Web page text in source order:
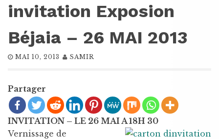
invitation Exposion
Béjaia – 26 MAI 2013
MAI 10, 2013 SAMIR
Partager
INVITATION – LE 26 MAI A 18H 30
Vernissage de